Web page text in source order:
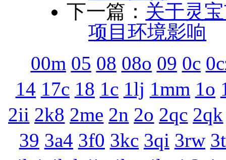
下一篇： 关于灵
项目环境影响
00m 05 08 08o 09 0c
14 17c 18 1c 1lj 1mm 1o
2ii 2k8 2me 2n 2o 2qc 2qk
39 3a4 3f0 3kc 3qi 3rw